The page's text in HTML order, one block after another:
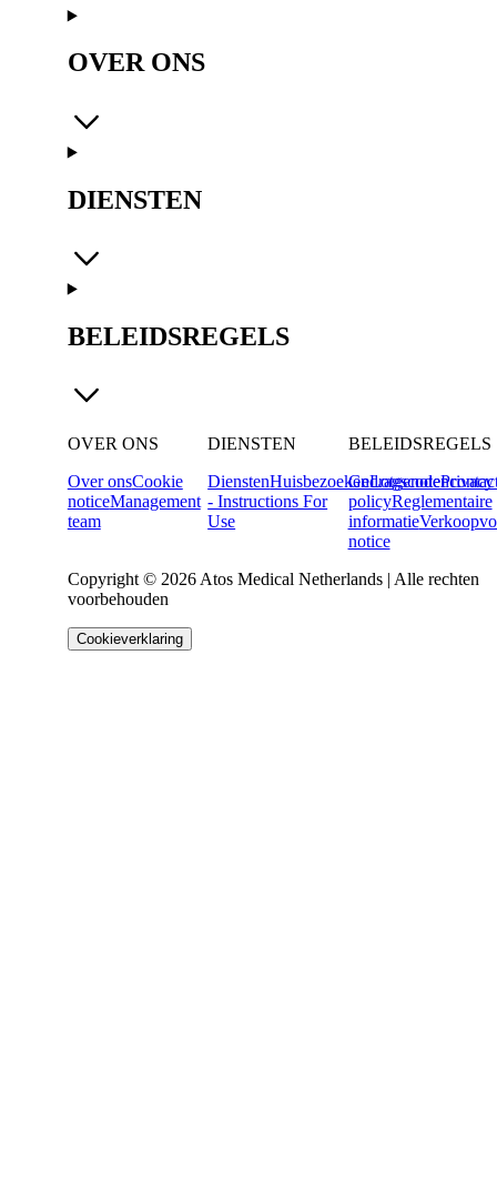
OVER ONS
DIENSTEN
BELEIDSREGELS
OVER ONS
Over onsCookie
noticeManagement
team
DIENSTEN
DienstenHuisbezoeken
- Instructions For
Use
BELEIDSREGELS
GedragscodePrivacy
policyReglementaire
informatie
notice
Copyright © 2026 Atos Medical Netherlands | Alle rechten
voorbehouden
Cookieverklaring